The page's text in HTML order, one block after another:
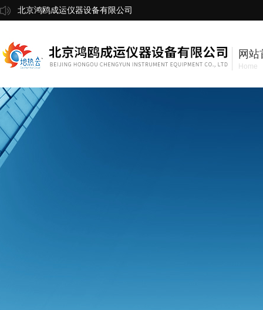
北京鸿鸥成运仪器设备有限公司
网站
Home